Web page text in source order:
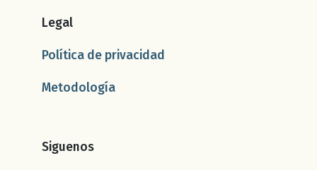
Legal
Política de privacidad
Metodología
Siguenos